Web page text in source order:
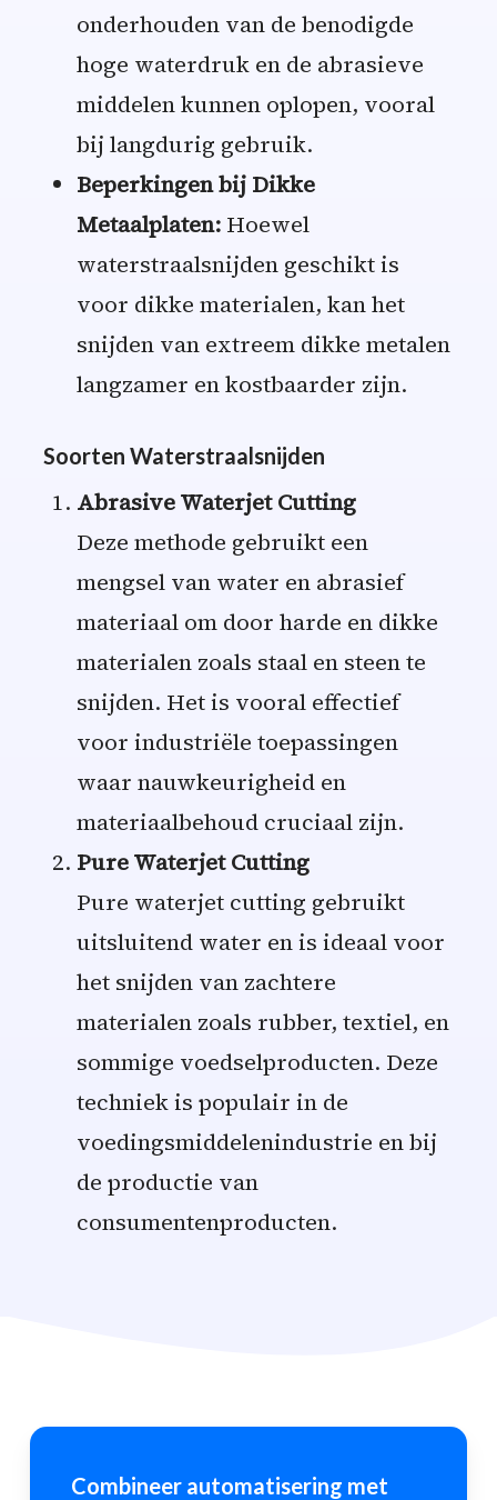
onderhouden van de benodigde
hoge waterdruk en de abrasieve
middelen kunnen oplopen, vooral
bij langdurig gebruik.
Beperkingen bij Dikke
Metaalplaten:Hoewel
waterstraalsnijden geschikt is
voor dikke materialen, kan het
snijden van extreem dikke metalen
langzamer en kostbaarder zijn.
Soorten Waterstraalsnijden
Abrasive Waterjet Cutting
Deze methode gebruikt een
mengsel van water en abrasief
materiaal om door harde en dikke
materialen zoals staal en steen te
snijden. Het is vooral effectief
voor industriële toepassingen
waar nauwkeurigheid en
materiaalbehoud cruciaal zijn.
Pure Waterjet Cutting
Pure waterjet cutting gebruikt
uitsluitend water en is ideaal voor
het snijden van zachtere
materialen zoals rubber, textiel, en
sommige voedselproducten. Deze
techniek is populair in de
voedingsmiddelenindustrie en bij
de productie van
consumentenproducten.
Combineer automatisering met